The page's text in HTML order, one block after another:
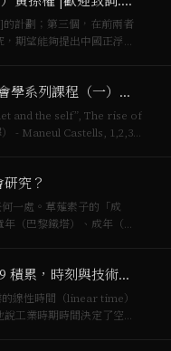
計劃；第三個，在前兩者
期望能夠提出中國正浮現
…
INS國際講座 15# | 網絡社會學系列課程（一）：網絡社會與智能城市
and the self”, The rise of
- Maneul Castells, 1,2,3
究？
一處。草薙素子的「成
（巴黎鐵塔）、成年（全
列斐伏爾日常生活批判｜#9 積累，時刻與技術宰制的日常生活
線性時間（linear time）
工業時期時間決定了空